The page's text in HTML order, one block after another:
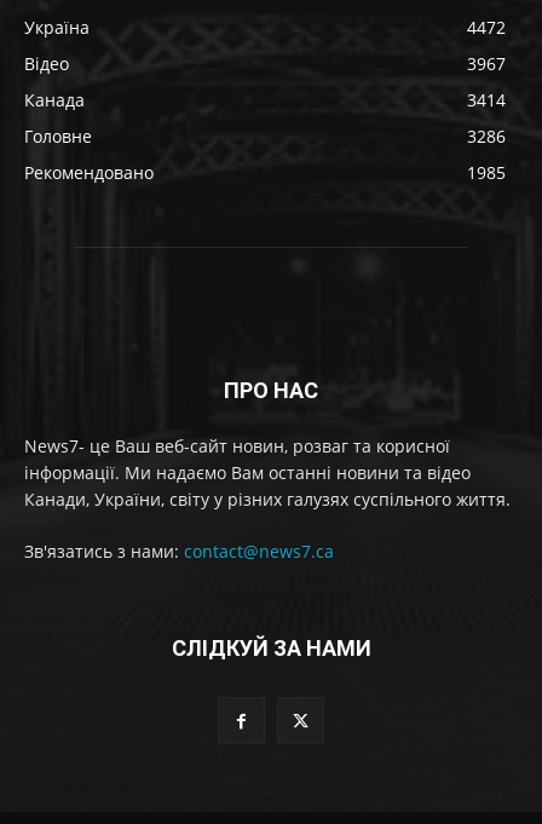
Україна
4472
Відео
3967
Канада
3414
Головне
3286
Рекомендовано
1985
ПРО НАС
News7- це Ваш веб-сайт новин, розваг та корисної
інформації. Ми надаємо Вам останні новини та відео
Канади, України, світу у різних галузях суспільного життя.
Зв'язатись з нами: contact@news7.ca
СЛІДКУЙ ЗА НАМИ